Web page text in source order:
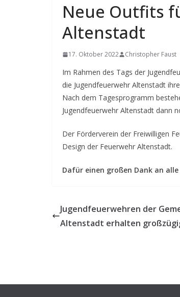
Neue Outfits
Altenstadt
17. Oktober 2022 Christopher Faust
Im Rahmen des Tags der
die Jugendfeuerwehr Altenstadt
Nach dem Tagesprogramm
Jugendfeuerwehr Altenstadt dann
Der Förderverein der Freiwilligen
Design der Feuerwehr Altenstadt.
Dafür einen großen Dank an
Jugendfeuerwehren der
Altenstadt erhalten